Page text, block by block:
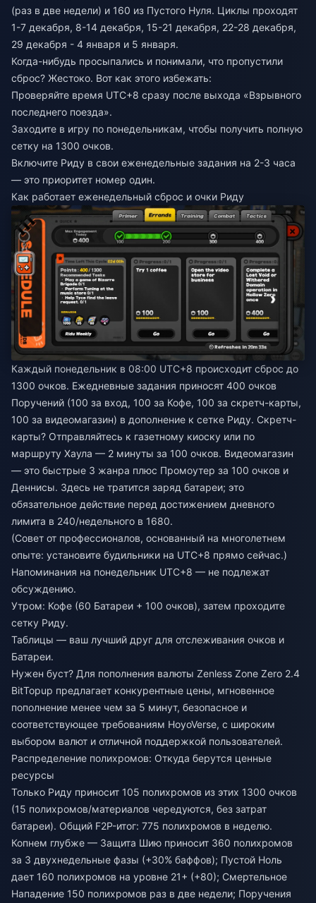
(раз в две недели) и 160 из Пустого Нуля. Циклы проходят
1-7 декабря, 8-14 декабря, 15-21 декабря, 22-28 декабря,
29 декабря - 4 января и 5 января.
Когда-нибудь просыпались и понимали, что пропустили
сброс? Жестоко. Вот как этого избежать:
Проверяйте время UTC+8 сразу после выхода «Взрывного
последнего поезда».
Заходите в игру по понедельникам, чтобы получить полную
сетку на 1300 очков.
Включите Риду в свои еженедельные задания на 2-3 часа
— это приоритет номер один.
Как работает еженедельный сброс и очки Риду
Каждый понедельник в 08:00 UTC+8 происходит сброс до
1300 очков. Ежедневные задания приносят 400 очков
Поручений (100 за вход, 100 за Кофе, 100 за скретч-карты,
100 за видеомагазин) в дополнение к сетке Риду. Скретч-
карты? Отправляйтесь к газетному киоску или по
маршруту Хаула — 2 минуты за 100 очков. Видеомагазин
— это быстрые 3 жанра плюс Промоутер за 100 очков и
Деннисы. Здесь не тратится заряд батареи; это
обязательное действие перед достижением дневного
лимита в 240/недельного в 1680.
(Совет от профессионалов, основанный на многолетнем
опыте: установите будильники на UTC+8 прямо сейчас.)
Напоминания на понедельник UTC+8 — не подлежат
обсуждению.
Утром: Кофе (60 Батареи + 100 очков), затем проходите
сетку Риду.
Таблицы — ваш лучший друг для отслеживания очков и
Батареи.
Нужен буст? Для пополнения валюты Zenless Zone Zero 2.4
BitTopup предлагает конкурентные цены, мгновенное
пополнение менее чем за 5 минут, безопасное и
соответствующее требованиям HoyoVerse, с широким
выбором валют и отличной поддержкой пользователей.
Распределение полихромов: Откуда берутся ценные
ресурсы
Только Риду приносит 105 полихромов из этих 1300 очков
(15 полихромов/материалов чередуются, без затрат
батареи). Общий F2P-итог: 775 полихромов в неделю.
Копнем глубже — Защита Шию приносит 360 полихромов
за 3 двухнедельные фазы (+30% баффов); Пустой Ноль
дает 160 полихромов на уровне 21+ (+80); Смертельное
Нападение 150 полихромов раз в две недели; Поручения